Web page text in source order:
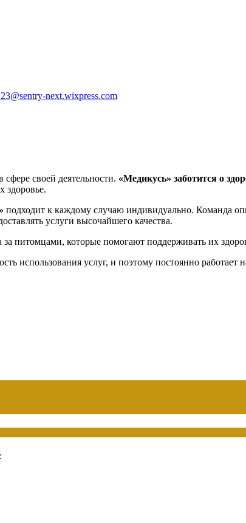
next.wixpress.com
сфере своей деятельности. «Медикусь» заботится о
здоровье.
подходит к каждому случаю индивидуально. Команда
услуги высочайшего качества.
питомцами, которые помогают поддерживать их
использования услуг, и поэтому постоянно работает